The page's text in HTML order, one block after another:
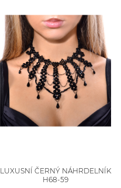
LUXUSNÍ ČERNÝ NÁHRDELNÍK
H68-59